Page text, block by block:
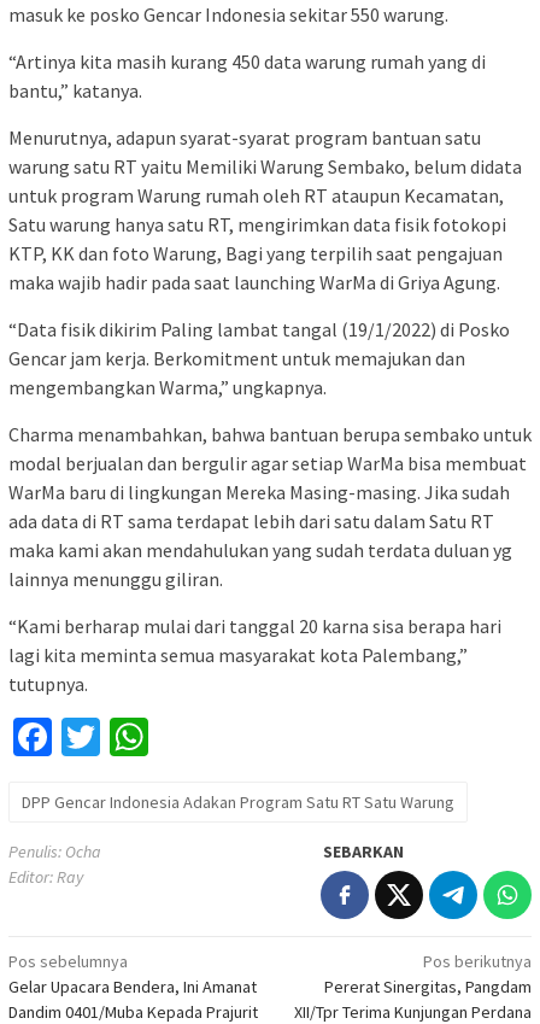
masuk ke posko Gencar Indonesia sekitar 550 warung.
“Artinya kita masih kurang 450 data warung rumah yang di
bantu,” katanya.
Menurutnya, adapun syarat-syarat program bantuan satu
warung satu RT yaitu Memiliki Warung Sembako, belum didata
untuk program Warung rumah oleh RT ataupun Kecamatan,
Satu warung hanya satu RT, mengirimkan data fisik fotokopi
KTP, KK dan foto Warung, Bagi yang terpilih saat pengajuan
maka wajib hadir pada saat launching WarMa di Griya Agung.
“Data fisik dikirim Paling lambat tangal (19/1/2022) di Posko
Gencar jam kerja. Berkomitment untuk memajukan dan
mengembangkan Warma,” ungkapnya.
Charma menambahkan, bahwa bantuan berupa sembako untuk
modal berjualan dan bergulir agar setiap WarMa bisa membuat
WarMa baru di lingkungan Mereka Masing-masing. Jika sudah
ada data di RT sama terdapat lebih dari satu dalam Satu RT
maka kami akan mendahulukan yang sudah terdata duluan yg
lainnya menunggu giliran.
“Kami berharap mulai dari tanggal 20 karna sisa berapa hari
lagi kita meminta semua masyarakat kota Palembang,”
tutupnya.
Facebook
Twitter
DPP Gencar Indonesia Adakan Program Satu RT Satu Warung
Penulis: Ocha
Editor: Ray
SEBARKAN
Navigasi
pos
Pos sebelumnya
Gelar Upacara Bendera, Ini Amanat
Dandim 0401/Muba Kepada Prajurit
Pos berikutnya
Pererat Sinergitas, Pangdam
XII/Tpr Terima Kunjungan Perdana